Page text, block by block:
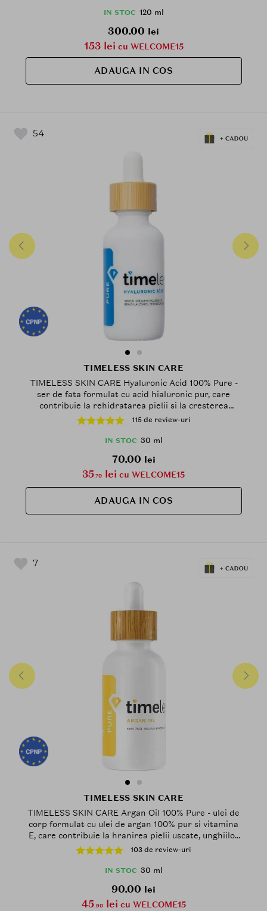
IN STOC 120 ml
300.00 lei
153 lei cu WELCOME15
ADAUGA IN COS
54
TIMELESS SKIN CARE
TIMELESS SKIN CARE Hyaluronic Acid 100% Pure -
ser de fata formulat cu acid hialuronic pur, care
contribuie la rehidratarea pielii si la cresterea
nivelului de hidratare - 30 ml
115 de review-uri
IN STOC 30 ml
70.00 lei
35.70 lei cu WELCOME15
ADAUGA IN COS
7
TIMELESS SKIN CARE
TIMELESS SKIN CARE Argan Oil 100% Pure - ulei de
corp formulat cu ulei de argan 100% pur si vitamina
E, care contribuie la hranirea pielii uscate, unghiilor
si parului - 30 ml
103 de review-uri
IN STOC 30 ml
90.00 lei
45.90lei cu WELCOME15